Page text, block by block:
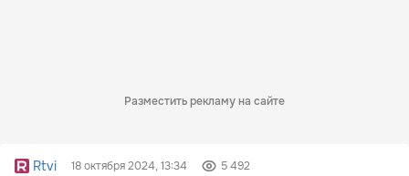
Разместить рекламу на сайте
Rtvi 18 октября 2024, 13:34 5 492